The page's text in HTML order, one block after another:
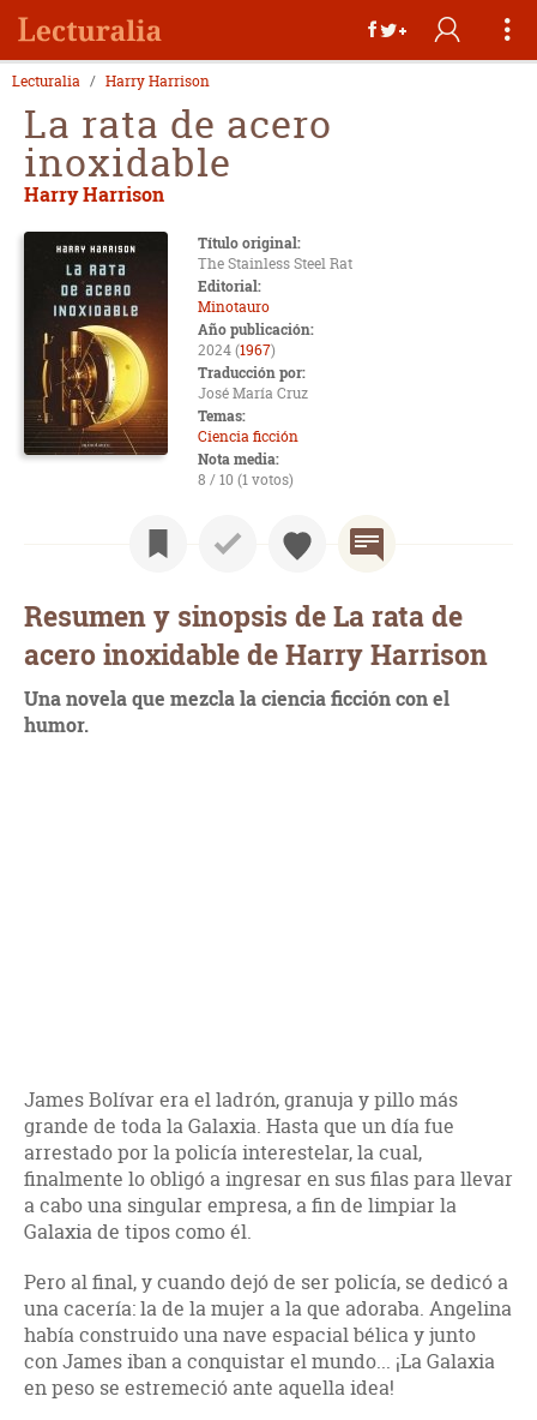
Lecturalia Harry Harrison
La rata de acero
inoxidable
Harry Harrison
Título original:
The Stainless Steel Rat
Editorial:
Minotauro
Año publicación:
2024 (1967)
Traducción por:
José María Cruz
Temas:
Ciencia ficción
Nota media:
8 / 10 (1 votos)
Resumen y sinopsis de La rata de
acero inoxidable de Harry Harrison
Una novela que mezcla la ciencia ficción con el
humor.
James Bolívar era el ladrón, granuja y pillo más
grande de toda la Galaxia. Hasta que un día fue
arrestado por la policía interestelar, la cual,
finalmente lo obligó a ingresar en sus filas para llevar
a cabo una singular empresa, a fin de limpiar la
Galaxia de tipos como él.
Pero al final, y cuando dejó de ser policía, se dedicó a
una cacería: la de la mujer a la que adoraba. Angelina
había construido una nave espacial bélica y junto
con James iban a conquistar el mundo... ¡La Galaxia
en peso se estremeció ante aquella idea!